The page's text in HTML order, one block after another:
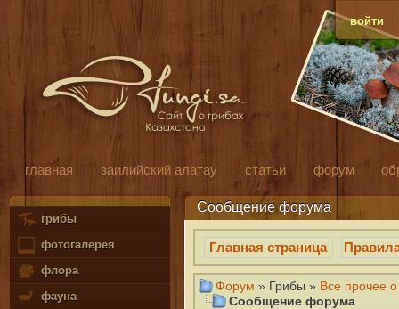
войти
главная заилийский алатау статьи форум
грибы
фотогалерея
флора
фауна
Сообщение форума
Главная страница
Форум » Грибы » Все прочее о
Сообщение форума